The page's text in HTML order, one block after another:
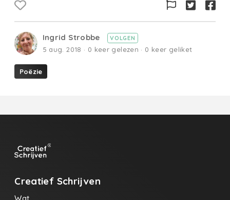
Ingrid Strobbe VOLGEN
5 aug. 2018 · 0 keer gelezen · 0 keer geliket
Poëzie
Creatief Schrijven
Wat